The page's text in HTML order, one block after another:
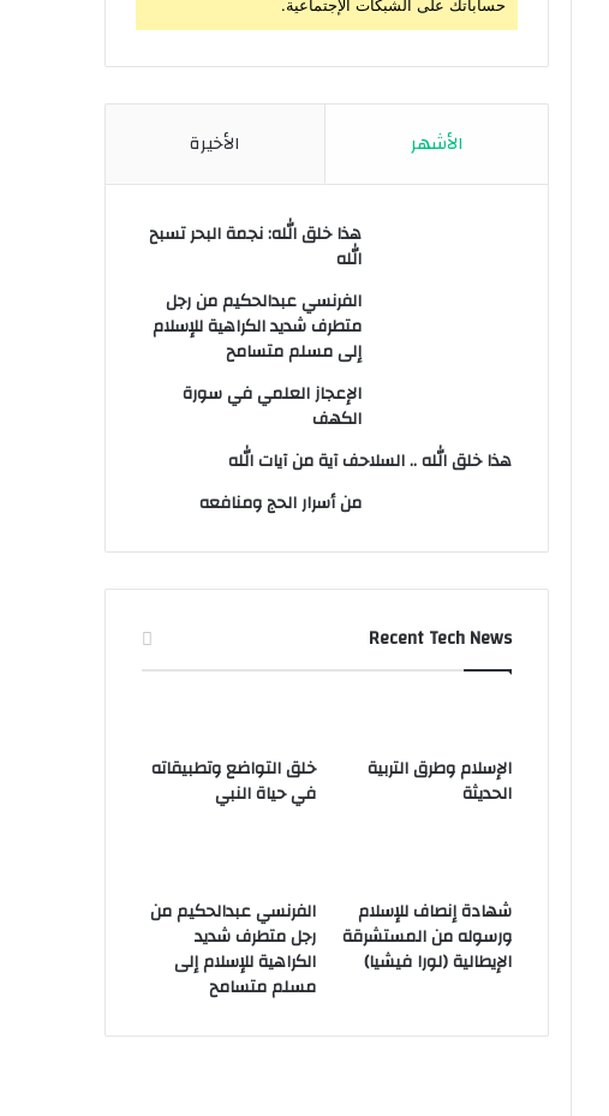
حساباتك على الشبكات الإجتماعية.
الأشهر الأخيرة
هذا خلق الله: نجمة البحر تسبح
الله
الفرنسي عبدالحكيم من رجل
متطرف شديد الكراهية للإسلام
إلى مسلم متسامح
الإعجاز العلمي في سورة
الكهف
هذا خلق الله .. السلاحف آية من آيات الله
من أسرار الحج ومنافعه
Recent Tech News
الإسلام وطرق التربية
الحديثة
خلق التواضع وتطبيقاته
في حياة النبي
شهادة إنصاف للإسلام
ورسوله من المستشرقة
الإيطالية (لورا فيشيا)
الفرنسي عبدالحكيم من
رجل متطرف شديد
الكراهية للإسلام إلى
مسلم متسامح